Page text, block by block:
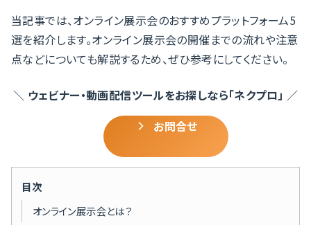
当記事では、オンライン展示会のおすすめプラットフォーム5
選を紹介します。オンライン展示会の開催までの流れや注意
点などについても解説するため、ぜひ参考にしてください。
＼ ウェビナー・動画配信ツールをお探しなら「ネクプロ」 ／
お問合せ
目次
オンライン展示会とは？